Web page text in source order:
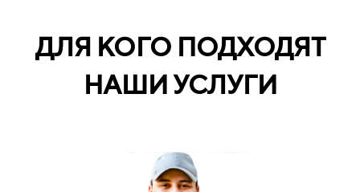
ДЛЯ КОГО ПОДХОДЯТ
НАШИ УСЛУГИ